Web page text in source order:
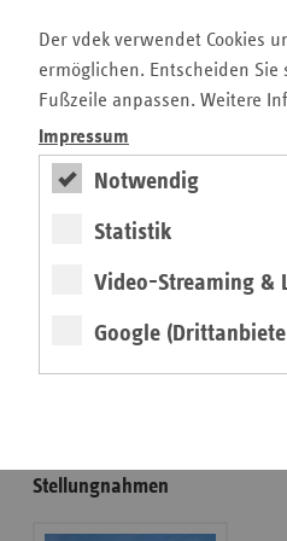
Der vdek verwendet Cookies
ermöglichen. Entscheiden
Fußzeile anpassen. Weitere
Impressum
Notwendig
Statistik
Video-Streaming &
Google
Gesunde Lebenswelten
regionalstark
weiter
Exklusive
Ersatzkassen
Kommune, in Werk­stätten,
Pflege­einrichtungen und im
Kranken­haus.
Stellungnahmen